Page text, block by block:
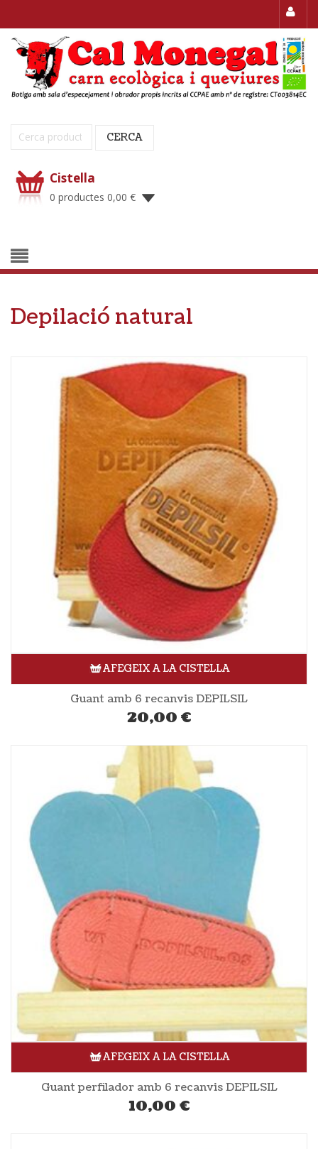
Cerca: CERCA
Cistella
0 productes 0,00 €
Depilació natural
AFEGEIX A LA CISTELLA
Guant amb 6 recanvis DEPILSIL
20,00 €
AFEGEIX A LA CISTELLA
Guant perfilador amb 6 recanvis DEPILSIL
10,00 €